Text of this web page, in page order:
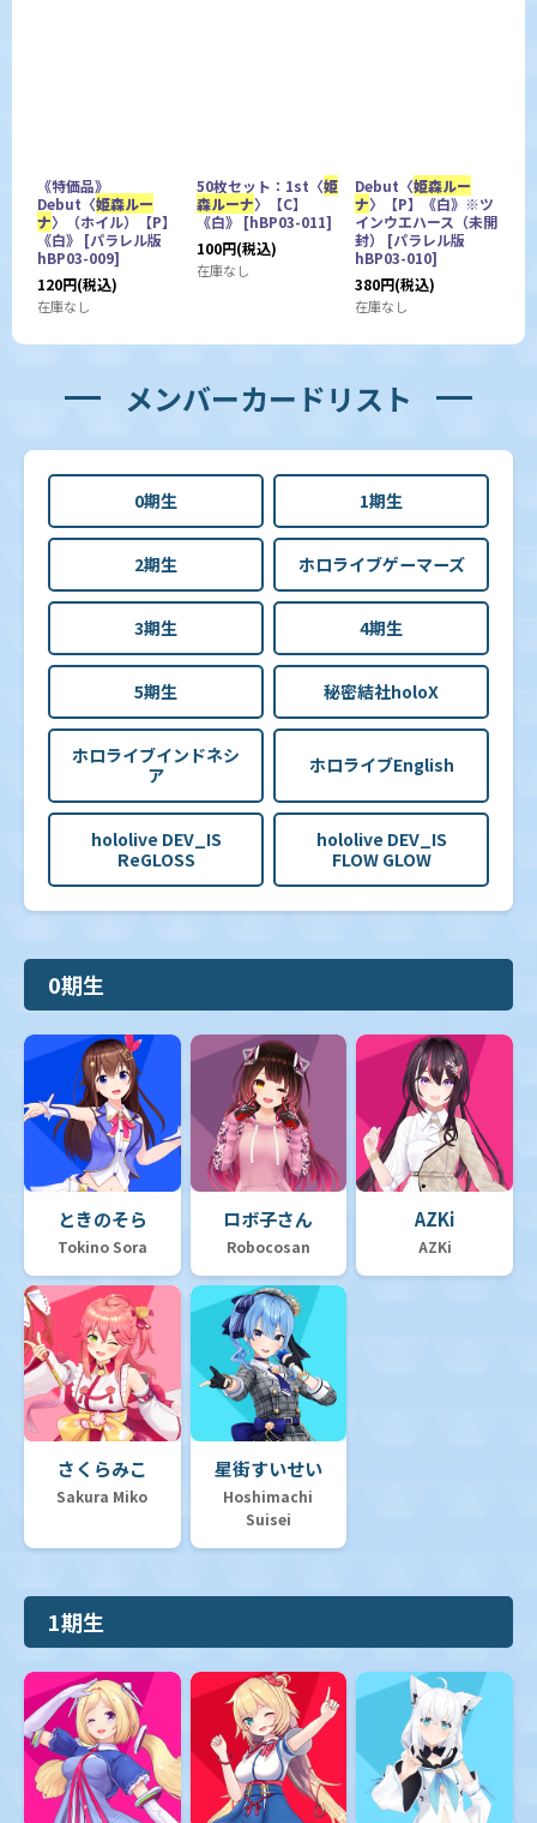
《特価品》
Debut〈姫森ルー
ナ〉（ホイル）【P】
《白》 [パラレル版
hBP03-009]
120円(税込)
在庫なし
50枚セット：1st〈姫
森ルーナ〉【C】
《白》 [hBP03-011]
100円(税込)
在庫なし
Debut〈姫森ルー
ナ〉【P】《白》※ツ
インウエハース（未開
封）
[パラレル版
hBP03-010]
380円(税込)
在庫なし
メンバーカードリスト
0期生 1期生
2期生 ホロライブゲーマーズ
3期生 4期生
5期生 秘密結社holoX
ホロライブインドネシ
ア
ホロライブEnglish
hololive DEV_IS
ReGLOSS
hololive DEV_IS
FLOW GLOW
0期生
ときのそら
Tokino Sora
ロボ子さん
Robocosan
AZKi
AZKi
さくらみこ
Sakura Miko
星街すいせい
Hoshimachi
Suisei
1期生